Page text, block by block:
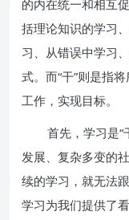
的内在统一和相互
括理论知识的学习
习、从错误中学习
式。而“干”则是指
工作，实现目标。
首先，学习是“
发展、复杂多变的
续的学习，就无法
学习为我们提供了